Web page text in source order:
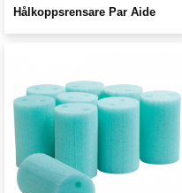
Hålkoppsrensare Par Aide